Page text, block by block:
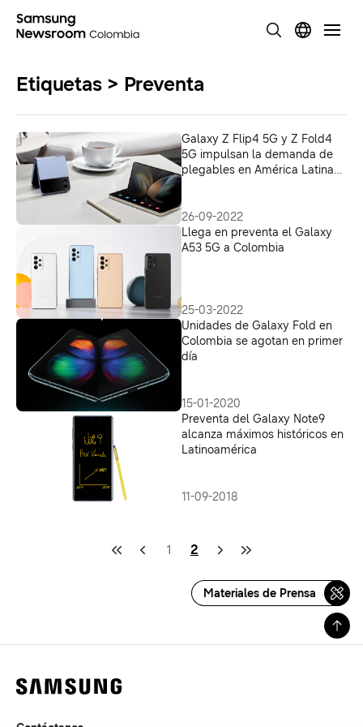
Etiquetas > Preventa
Galaxy Z Flip4 5G y Z Fold4
5G impulsan la demanda de
plegables en América Latina
26-09-2022
Llega en preventa el Galaxy
A53 5G a Colombia
25-03-2022
Unidades de Galaxy Fold en
Colombia se agotan en primer
día
15-01-2020
Preventa del Galaxy Note9
alcanza máximos históricos en
Latinoamérica
11-09-2018
1 2
Materiales de Prensa